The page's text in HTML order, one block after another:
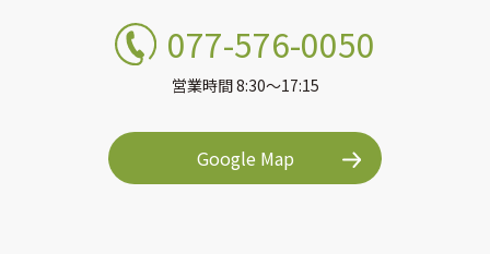
077-576-0050
営業時間 8:30〜17:15
Google Map